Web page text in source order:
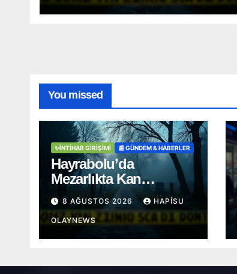
You missed
✨İNTIHAR GIRIŞIMI 📰 GÜNDEM & HABERLER
Hayrabolu’da
Mezarlıkta Kan
Donduran Olay: 41
Yaşındaki Şahıs Ağaca
Asılı Bulundu
8 AĞUSTOS 2026 HAPISU
OLAYNEWS